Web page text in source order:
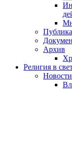
Архив
Религия в
Новости